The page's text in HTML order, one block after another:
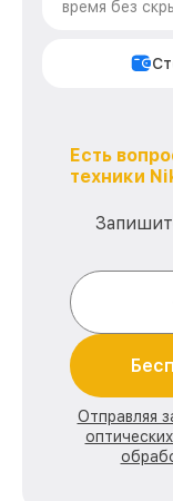
время без
Есть
техники
Отправляя